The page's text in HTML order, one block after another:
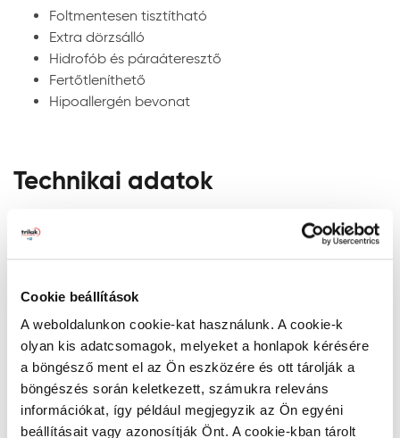
Cookie beállítások
A weboldalunkon cookie-kat használunk. A cookie-k
olyan kis adatcsomagok, melyeket a honlapok kérésére
a böngésző ment el az Ön eszközére és ott tárolják a
böngészés során keletkezett, számukra releváns
információkat, így például megjegyzik az Ön egyéni
beállításait vagy azonosítják Önt. A cookie-kban tárolt
előkészített vagy gipszkarton felületek: Finoman csiszolja
meg a felületet csiszolópapírral majd tisztítsa meg a
portól. Alapozáshoz és a felület szívóképességének
kiegyenlítéséhez Héra Falfix vagy Héra Prémium 3in1
alapozó használatát javasoljuk a termékismertetőben
felületet csiszolópapírral majd tisztítsa meg a portól.
alapozó használatát javasoljuk a termékismertetőben
leírt módon.
Penésszel fertőzött felületek: A penésztelepeket nedves
tisztítással (pl. lekeféléssel vagy lekaparással) el kell
távolítani, majd Héra penészgátló lemosóoldattal kell
kezelni a termékismertetőben leírt módon. Csak akkor
alkalmazzunk a továbbiakban Héra Ceramic falfestéket,
ha a fertőzött felületet rendszeresen fertőtlenítjük.
Foltmentesen tisztítható
Extra dörzsálló
Hidrofób és páraáteresztő
Fertőtleníthető
Hipoallergén bevonat
Technikai adatok
Alapadatok
Kiadósság:
Fedőképesség: 2. osztály - kiváló
Nedves dörzsállóság: 1. osztály - kiemelkedő
Fényesség: selyemmatt